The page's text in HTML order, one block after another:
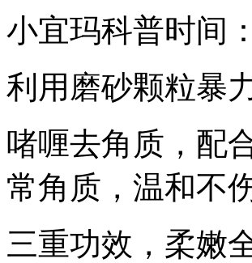
小宜玛科普时间
利用磨砂颗粒暴
啫喱去角质，配
常角质，温和不
三重功效，柔嫩